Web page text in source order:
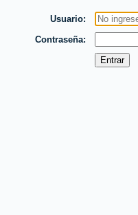
Usuario
Contraseña